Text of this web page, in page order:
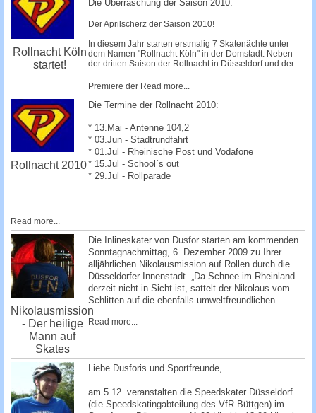
Rollnacht Köln
startet!
Die Überraschung der Saison 2010:
Der Aprilscherz der Saison 2010!
In diesem Jahr starten erstmalig 7 Skatenächte unter
dem Namen "Rollnacht Köln" in der Domstadt. Neben
der dritten Saison der Rollnacht in Düsseldorf und der
Premiere der Read more...
Rollnacht 2010
Die Termine der Rollnacht 2010:
* 13.Mai - Antenne 104,2
* 03.Jun - Stadtrundfahrt
* 01.Jul - Rheinische Post und Vodafone
* 15.Jul - School´s out
* 29.Jul - Rollparade
Read more...
Nikolausmission
- Der heilige
Mann auf
Skates
Die Inlineskater von Dusfor starten am kommenden
Sonntagnachmittag, 6. Dezember 2009 zu Ihrer
alljährlichen Nikolausmission auf Rollen durch die
Düsseldorfer Innenstadt. „Da Schnee im Rheinland
derzeit nicht in Sicht ist, sattelt der Nikolaus vom
Schlitten auf die ebenfalls umweltfreundlichen...
Read more...
Liebe Dusforis und Sportfreunde,
am 5.12. veranstalten die Speedskater Düsseldorf
(die Speedskatingabteilung des VfR Büttgen) im